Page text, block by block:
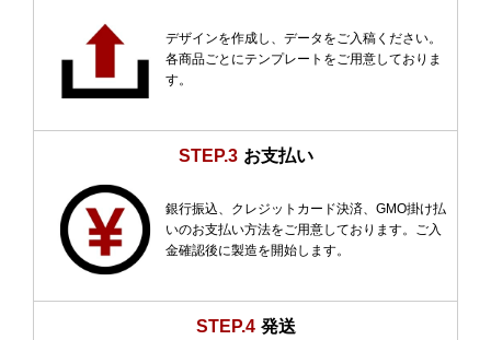
デザインを作成し、データをご入稿ください。
各商品ごとにテンプレートをご用意しておりま
す。
STEP.3 お支払い
銀行振込、クレジットカード決済、GMO掛け払
いのお支払い方法をご用意しております。ご入
金確認後に製造を開始します。
STEP.4 発送